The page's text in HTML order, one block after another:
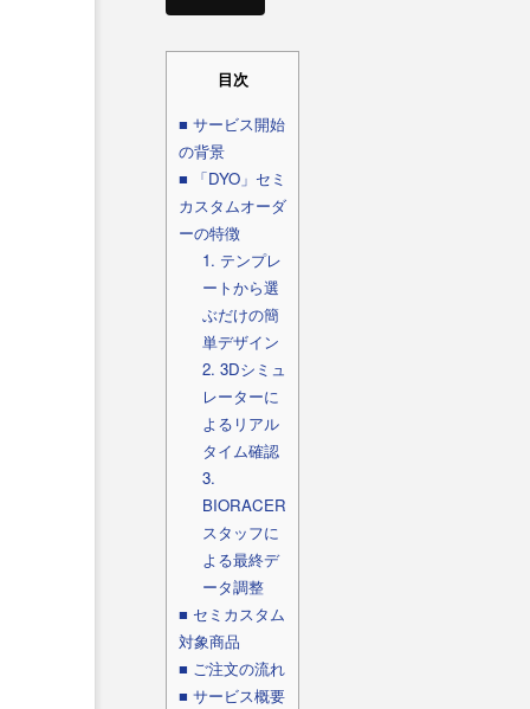
目次
■ サービス開始
の背景
■ 「DYO」セミ
カスタムオーダ
ーの特徴
1. テンプレ
ートから選
ぶだけの簡
単デザイン
2. 3Dシミュ
レーターに
よるリアル
タイム確認
3.
BIORACER
スタッフに
よる最終デ
ータ調整
■ セミカスタム
対象商品
■ ご注文の流れ
■ サービス概要